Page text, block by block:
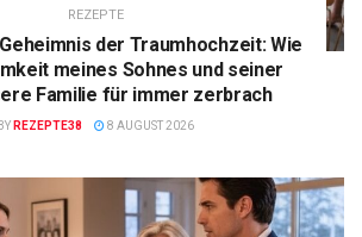
REZEPTE
der Traumhochzeit: Wie
meines Sohnes und seiner
Familie für immer zerbrach
BY REZEPTE38 8 AUGUST 2026